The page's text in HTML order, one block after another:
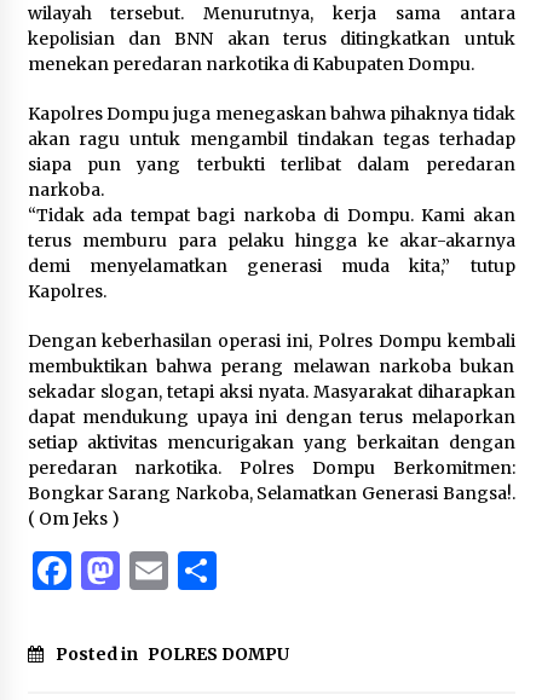
wilayah tersebut. Menurutnya, kerja sama antara
kepolisian dan BNN akan terus ditingkatkan untuk
menekan peredaran narkotika di Kabupaten Dompu.
Kapolres Dompu juga menegaskan bahwa pihaknya tidak
akan ragu untuk mengambil tindakan tegas terhadap
siapa pun yang terbukti terlibat dalam peredaran
narkoba.
“Tidak ada tempat bagi narkoba di Dompu. Kami akan
terus memburu para pelaku hingga ke akar-akarnya
demi menyelamatkan generasi muda kita,” tutup
Kapolres.
Dengan keberhasilan operasi ini, Polres Dompu kembali
membuktikan bahwa perang melawan narkoba bukan
sekadar slogan, tetapi aksi nyata. Masyarakat diharapkan
dapat mendukung upaya ini dengan terus melaporkan
setiap aktivitas mencurigakan yang berkaitan dengan
peredaran narkotika. Polres Dompu Berkomitmen:
Bongkar Sarang Narkoba, Selamatkan Generasi Bangsa!.
( Om Jeks )
Facebook
Mastodon
EmailShare
Posted in POLRES DOMPU